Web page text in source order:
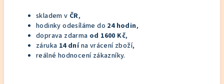
skladem v ČR,
hodinky odesíláme do 24 hodin,
doprava zdarma od 1600 Kč,
záruka 14 dnína vrácení zboží,
reálné hodnocení zákazníky.